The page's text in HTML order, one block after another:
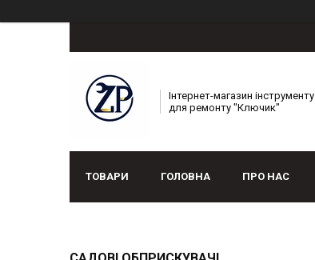
Інтернет-магазин інструменту
для ремонту "Ключик"
ТОВАРИ ГОЛОВНА ПРО НАС